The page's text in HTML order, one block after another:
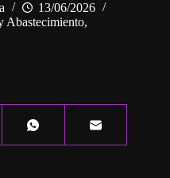
13/06/2026
Abastecimiento,